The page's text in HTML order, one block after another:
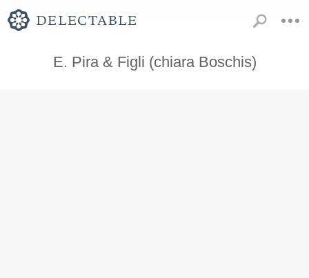
E. Pira & Figli (chiara Boschis)